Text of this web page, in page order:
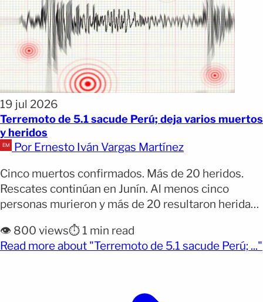
19 jul 2026
Terremoto de 5.1 sacude Perú; deja varios muertos
y heridos
Por Ernesto Iván Vargas Martínez
Cinco muertos confirmados. Más de 20 heridos.
Rescates continúan en Junín. Al menos cinco
personas murieron y más de 20 resultaron heridas
región andina de Perú. Las autoridades también
reportaron decenas de viviendas destruidas o con
👁️ 800 views⏱️ 1 min read
Read more about "Terremoto de 5.1 sacude Perú; ..."